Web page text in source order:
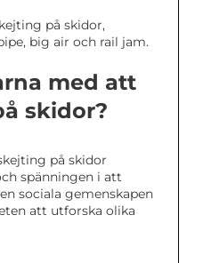
på skidor,
big air och rail jam.
med att
skidor?
på skidor
spänningen i att
sociala gemenskapen
att utforska olika